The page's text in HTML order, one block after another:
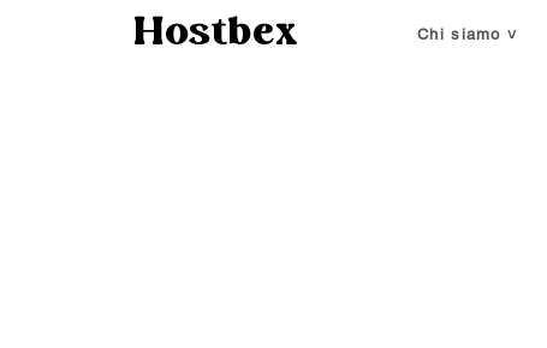
Hostbex Chi siamo ˅